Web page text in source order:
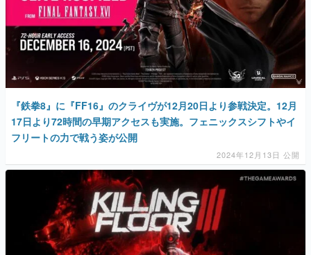
『鉄拳8』に『FF16』のクライヴが12月20日より参戦決定。12月
17日より72時間の早期アクセスも実施。フェニックスシフトやイ
フリートの力で戦う姿が公開
2024年12月13日 公開